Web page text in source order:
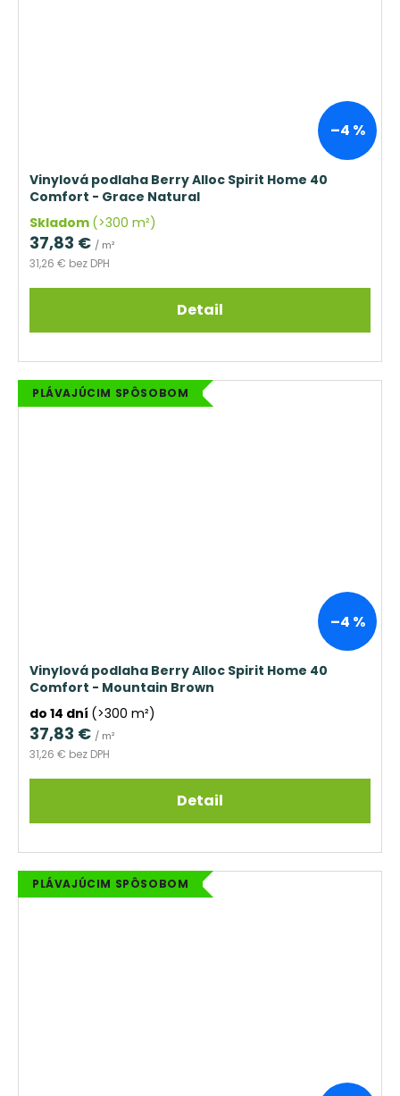
–4 %
Vinylová podlaha Berry Alloc Spirit Home 40
Comfort - Grace Natural
Skladom (>300 m²)
31,26 € bez DPH
37,83 € / m²
Detail
PLÁVAJÚCIM SPÔSOBOM
–4 %
Vinylová podlaha Berry Alloc Spirit Home 40
Comfort - Mountain Brown
do 14 dní (>300 m²)
31,26 € bez DPH
37,83 € / m²
Detail
PLÁVAJÚCIM SPÔSOBOM